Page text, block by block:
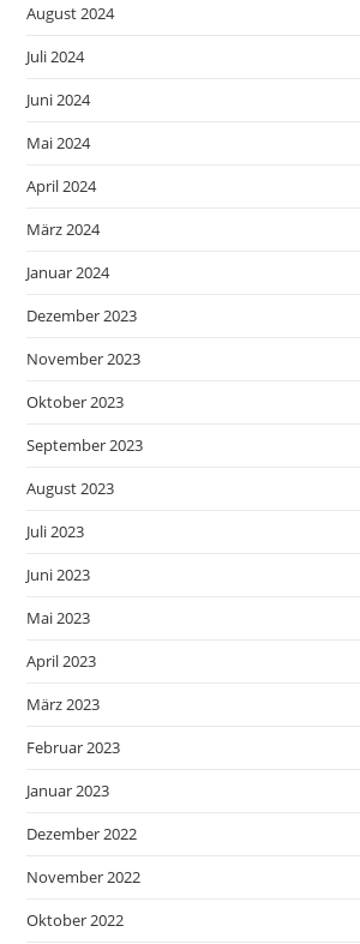
August 2024
Juli 2024
Juni 2024
Mai 2024
April 2024
März 2024
Januar 2024
Dezember 2023
November 2023
Oktober 2023
September 2023
August 2023
Juli 2023
Juni 2023
Mai 2023
April 2023
März 2023
Februar 2023
Januar 2023
Dezember 2022
November 2022
Oktober 2022